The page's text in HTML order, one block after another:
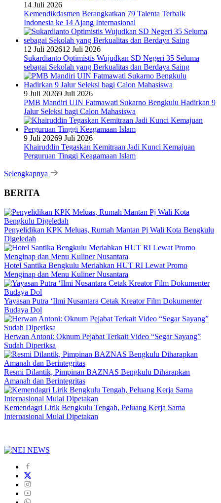
14 Juli 2026
Kemendikdasmen Berangkatkan 79 Talenta Terbaik
Indonesia ke 14 Ajang Internasional
12 Juli 202612 Juli 2026
Sukardianto Optimistis Wujudkan SD Negeri 35 Seluma
sebagai Sekolah yang Berkualitas dan Berdaya Saing
9 Juli 20269 Juli 2026
PMB Mandiri UIN Fatmawati Sukarno Bengkulu Hadirkan 9
Jalur Seleksi bagi Calon Mahasiswa
9 Juli 20269 Juli 2026
Khairuddin Tegaskan Kemitraan Jadi Kunci Kemajuan
Perguruan Tinggi Keagamaan Islam
Selengkapnya
BERITA
Penyelidikan KPK Meluas, Rumah Mantan Pj Wali Kota Bengkulu
Digeledah
Hotel Santika Bengkulu Meriahkan HUT RI Lewat Promo
Menginap dan Menu Kuliner Nusantara
Yayasan Putra ‘Ilmi Nusantara Cetak Kreator Film Dokumenter
Budaya Dol
Herwan Antoni: Oknum Pejabat Terkait Video “Segar Sayang”
Sudah Diperiksa
Resmi Dilantik, Pimpinan BAZNAS Bengkulu Diharapkan
Amanah dan Berintegritas
Kemendagri Lirik Bengkulu Tengah, Peluang Kerja Sama
Internasional Mulai Dipetakan